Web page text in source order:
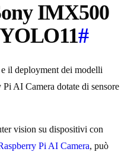
IMX500
#
il deployment dei modelli
AI Camera dotate di sensore
vision su dispositivi con
Pi AI Camera, può